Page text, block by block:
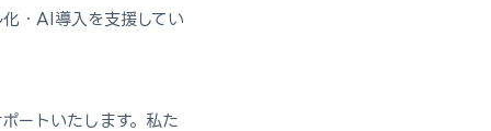
・AI導入を支援してい
ートいたします。私た